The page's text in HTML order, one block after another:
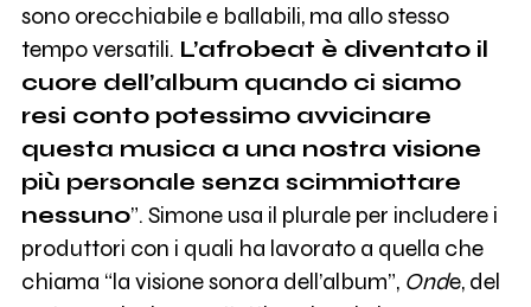
sono orecchiabile e ballabili, ma allo stesso
tempo versatili. L’afrobeat è diventato il
cuore dell’album quando ci siamo
resi conto potessimo avvicinare
questa musica a una nostra visione
più personale senza scimmiottare
nessuno”. Simone usa il plurale per includere i
produttori con i quali ha lavorato a quella che
chiama “la visione sonora dell’album”, Onde, del